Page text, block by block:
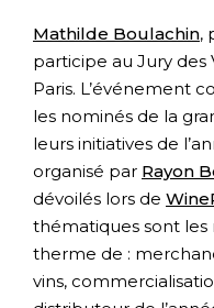
Mathilde Boulachin,
participe au Jury des
Paris. L’événement
les nominés de la
leurs initiatives de
organisé par Rayon
dévoilés lors de
thématiques sont les
therme de :
vins,